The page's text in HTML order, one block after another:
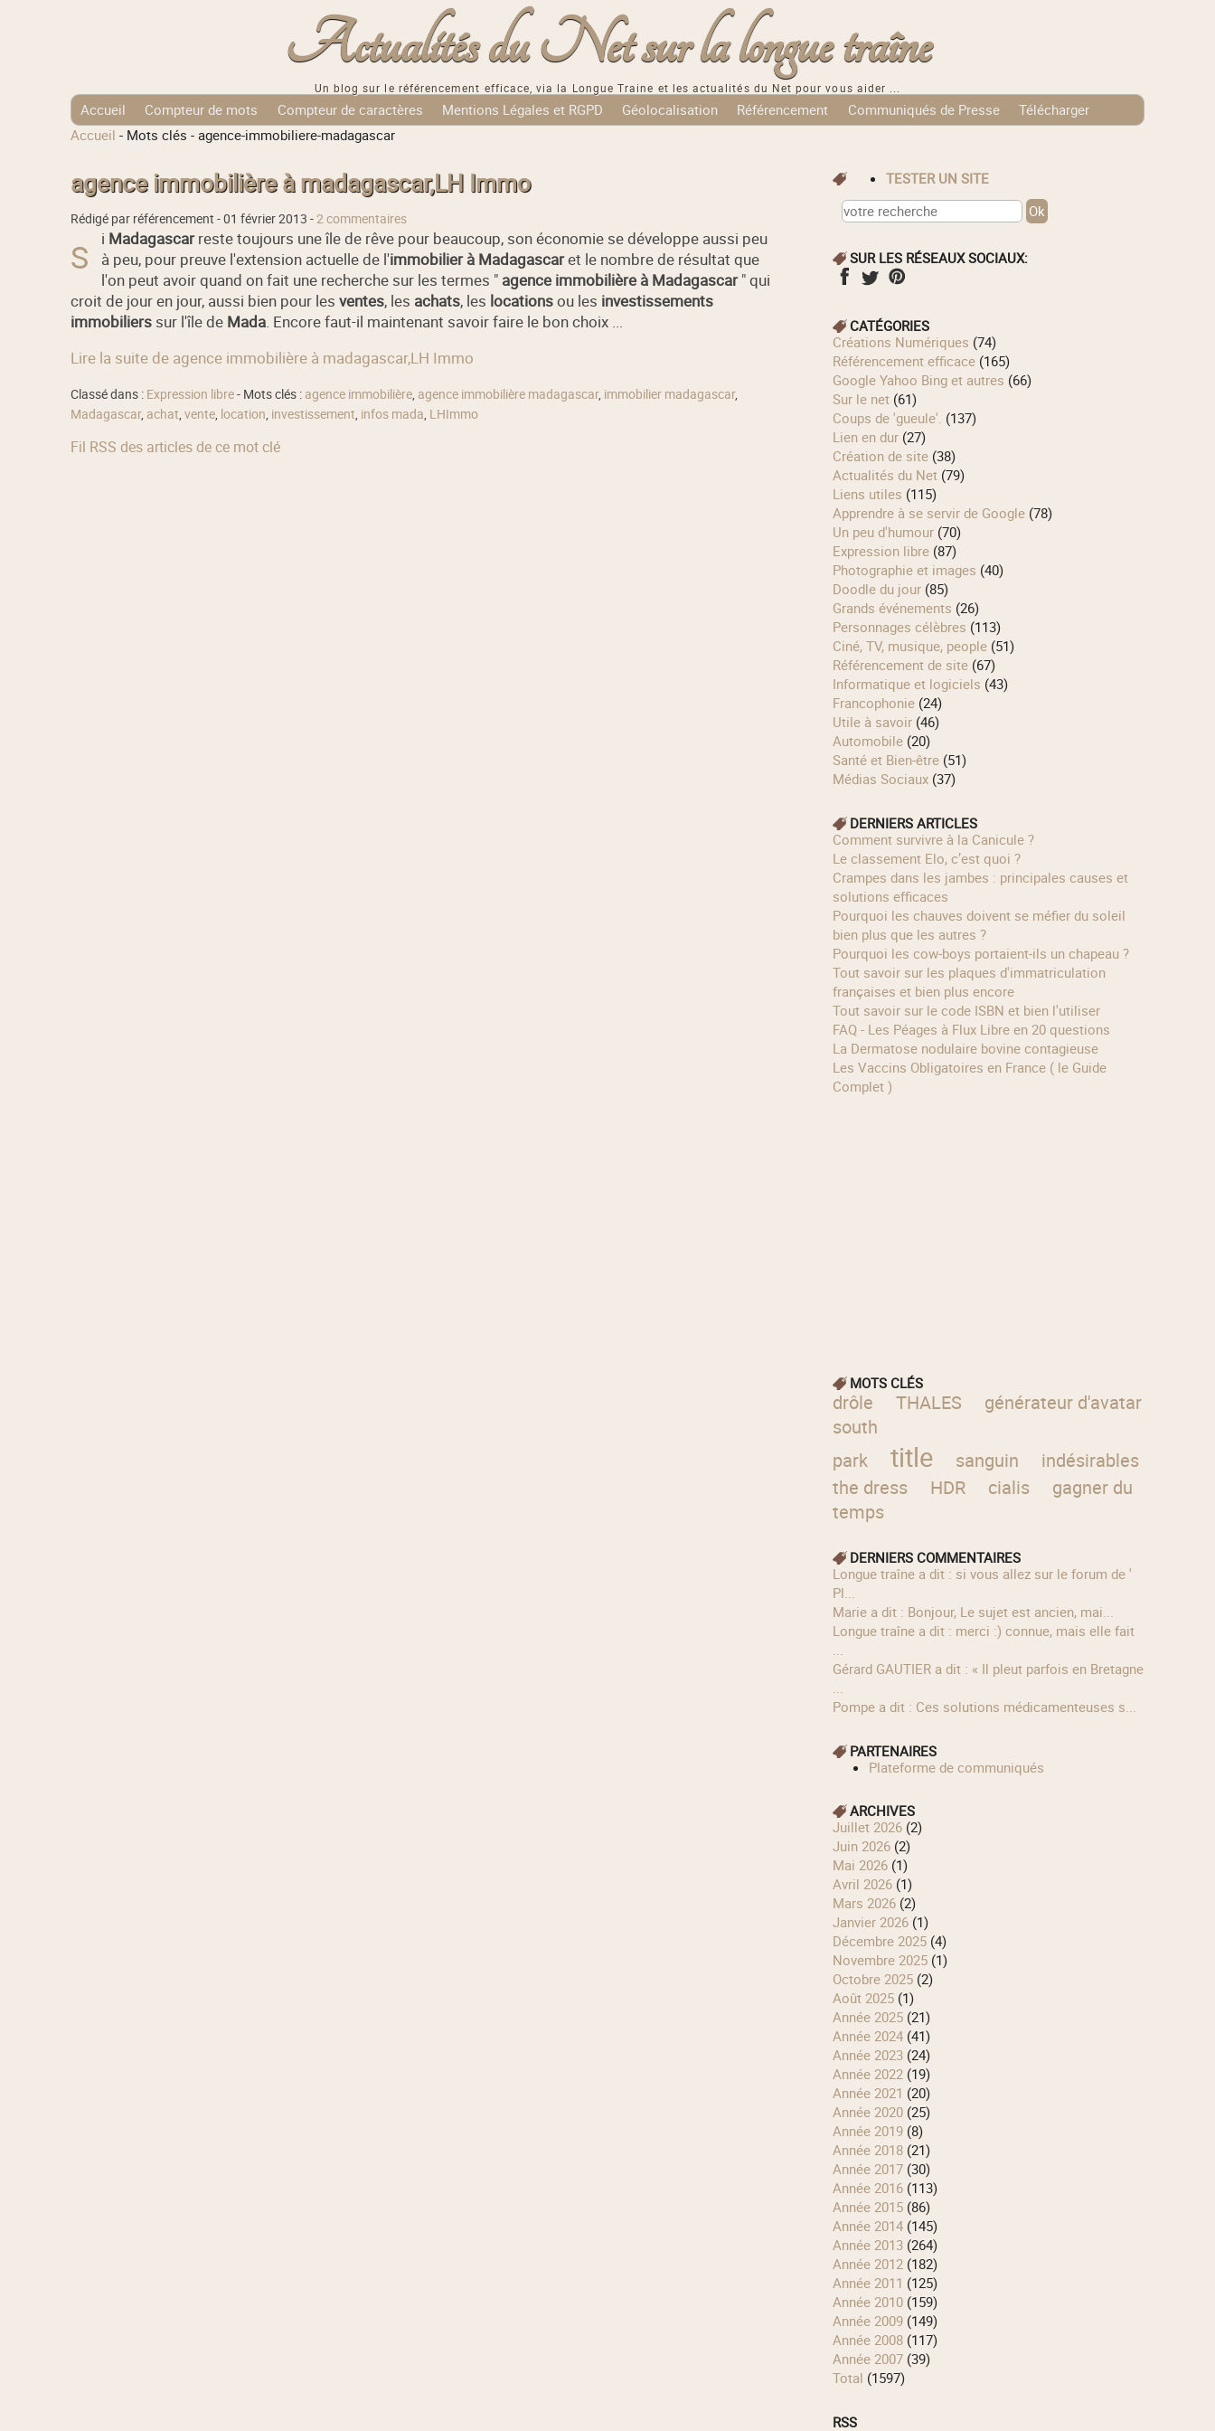
Actualités du Net sur la longue traîne
Un blog sur le référencement efficace, via la Longue Traine et les actualités du Net pour vous aider ...
Accueil Compteur de mots Compteur de caractères Mentions Légales et RGPD Géolocalisation Référencement Communiqués de Presse
Télécharger
Tags Cloud
Accueil - Mots clés - agence-immobiliere-madagascar
agence immobilière à madagascar,LH Immo
Rédigé par référencement -01 février 2013 -2 commentaires
S i Madagascarreste toujours une île de rêve pour beaucoup, son économie se développe aussi peu
à peu, pour preuve l'extension actuelle de l'immobilier à Madagascaret le nombre de résultat que
l'on peut avoir quand on fait une recherche sur les termes " agence immobilière à Madagascar" qui
croit de jour en jour, aussi bien pour les ventes, les achats, les locationsou les investissements
immobilierssur l'île de Mada. Encore faut-il maintenant savoir faire le bon choix ...
Lire la suite de agence immobilière à madagascar,LH Immo
Classé dans : Expression libre- Mots clés : agence immobilière, agence immobilière madagascar, immobilier madagascar,
Madagascar, achat, vente, location, investissement, infos mada, LHImmo
Fil RSS des articles de ce mot clé
TESTER UN SITE
SUR LES RÉSEAUX SOCIAUX:
CATÉGORIES
Créations Numériques (74)
Référencement efficace(165)
Google Yahoo Bing et autres (66)
Sur le net(61)
Coups de 'gueule'. (137)
Lien en dur(27)
Création de site(38)
Actualités du Net(79)
Liens utiles (115)
Apprendre à se servir de Google(78)
Un peu d'humour(70)
Expression libre(87)
Photographie et images (40)
Doodle du jour(85)
Grands événements (26)
Personnages célèbres (113)
Ciné, TV, musique, people(51)
Référencement de site(67)
Informatique et logiciels (43)
Francophonie(24)
Utile à savoir(46)
Automobile(20)
Santé et Bien-être(51)
Médias Sociaux(37)
DERNIERS ARTICLES
Comment survivre à la Canicule ?
Le classement Elo, c’est quoi ?
Crampes dans les jambes : principales causes et
solutions efficaces
Pourquoi les chauves doivent se méfier du soleil
bien plus que les autres ?
Pourquoi les cow‑boys portaient‑ils un chapeau ?
Tout savoir sur les plaques d'immatriculation
françaises et bien plus encore
Tout savoir sur le code ISBN et bien l'utiliser
FAQ - Les Péages à Flux Libre en 20 questions
La Dermatose nodulaire bovine contagieuse
Les Vaccins Obligatoires en France ( le Guide
Complet )
MOTS CLÉS
drôle THALES
générateur d'avatar
south
park
title sanguin indésirables
the dress
HDR cialis
gagner du
temps
DERNIERS COMMENTAIRES
longue traîne a dit : si vous allez sur le forum de '
Pl...
Marie a dit : Bonjour, Le sujet est ancien, mai...
longue traîne a dit : merci :) connue, mais elle fait
...
Gérard GAUTIER a dit : « Il pleut parfois en Bretagne
...
Pompe a dit : Ces solutions médicamenteuses s...
PARTENAIRES
Plateforme de communiqués
ARCHIVES
juillet 2026(2)
juin 2026(2)
mai 2026(1)
avril 2026(1)
mars 2026(2)
janvier 2026(1)
décembre 2025(4)
novembre 2025(1)
octobre 2025(2)
août 2025(1)
année 2025(21)
année 2024(41)
année 2023(24)
année 2022(19)
année 2021 (20)
année 2020(25)
année 2019(8)
année 2018(21)
année 2017(30)
année 2016(113)
année 2015(86)
année 2014(145)
année 2013(264)
année 2012(182)
année 2011 (125)
année 2010(159)
année 2009(149)
année 2008(117)
année 2007(39)
total (1597)
RSS